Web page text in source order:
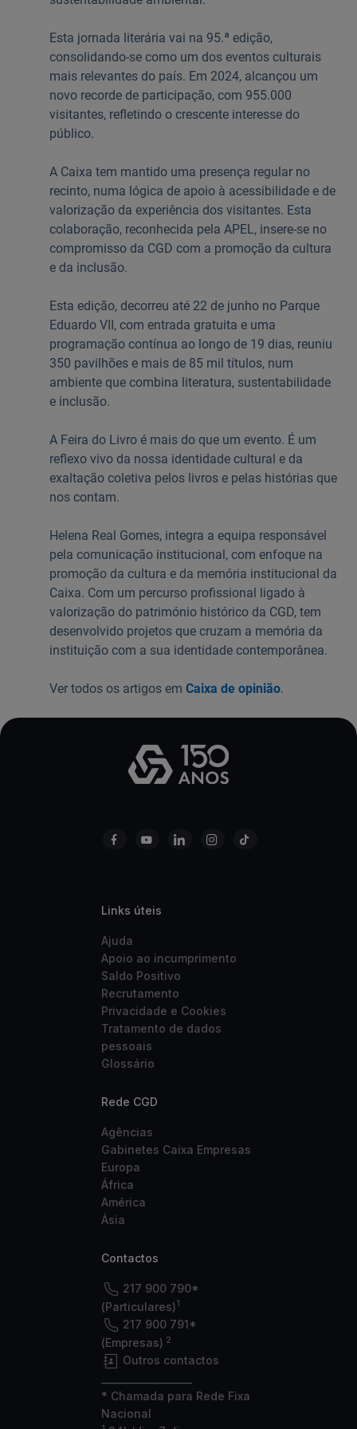
Esta jornada literária vai na 95.ª edição,
consolidando-se como um dos eventos culturais
mais relevantes do país. Em 2024, alcançou um
novo recorde de participação, com 955.000
visitantes, refletindo o crescente interesse do
público.
A Caixa tem mantido uma presença regular no
recinto, numa lógica de apoio à acessibilidade e de
valorização da experiência dos visitantes. Esta
colaboração, reconhecida pela APEL, insere-se no
compromisso da CGD com a promoção da cultura
e da inclusão.
Esta edição, decorreu até 22 de junho no Parque
Eduardo VII, com entrada gratuita e uma
programação contínua ao longo de 19 dias, reuniu
350 pavilhões e mais de 85 mil títulos, num
ambiente que combina literatura, sustentabilidade
e inclusão.
A Feira do Livro é mais do que um evento. É um
reflexo vivo da nossa identidade cultural e da
exaltação coletiva pelos livros e pelas histórias que
nos contam.
Helena Real Gomes, integra a equipa responsável
pela comunicação institucional, com enfoque na
promoção da cultura e da memória institucional da
Caixa. Com um percurso profissional ligado à
valorização do património histórico da CGD, tem
desenvolvido projetos que cruzam a memória da
instituição com a sua identidade contemporânea.
Ver todos os artigos emCaixa de opinião.
Links úteis
Ajuda
Apoio ao incumprimento
Saldo Positivo
Recrutamento
Privacidade e Cookies
Tratamento de dados
pessoais
Glossário
Rede CGD
Agências
Gabinetes Caixa Empresas
Europa
África
América
Ásia
Contactos
217 900 790*
(Particulares)1
217 900 791*
(Empresas) 2
Outros contactos
* Chamada para Rede Fixa
Nacional